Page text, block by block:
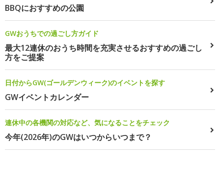
BBQにおすすめの公園
GWおうちでの過ごし方ガイド
最大12連休のおうち時間を充実させるおすすめの過ごし
方をご提案
日付からGW(ゴールデンウィーク)のイベントを探す
GWイベントカレンダー
連休中の各機関の対応など、気になることをチェック
今年(2026年)のGWはいつからいつまで？